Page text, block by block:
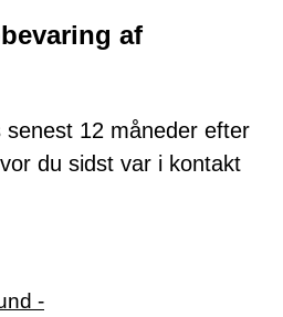
af
senest 12 måneder efter
du sidst var i kontakt